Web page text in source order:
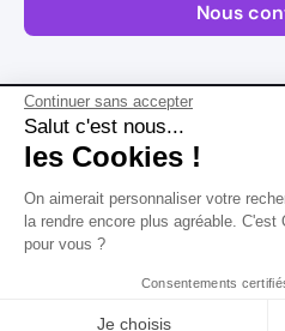
Continuer sans accepter
Salut c'est nous...
les Cookies !
On aimerait personnaliser votre
la rendre encore plus agréable. C'est
pour vous ?
Consentements
Je choisis
Nous
Plan
Mentions
Conditions
Version
Rechercher